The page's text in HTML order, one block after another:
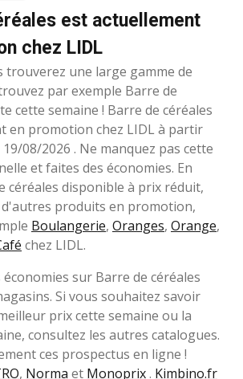
est actuellement
chez LIDL
trouverez une large gamme de
par exemple Barre de
cette semaine ! Barre de céréales
en promotion chez LIDL à partir
08/2026 . Ne manquez pas cette
et faites des économies. En
céréales disponible à prix réduit,
produits en promotion,
Boulangerie, Oranges, Orange,
chez LIDL.
économies sur Barre de céréales
Si vous souhaitez savoir
prix cette semaine ou la
consultez les autres catalogues.
ces prospectus en ligne !
, Norma et Monoprix. Kimbino.fr